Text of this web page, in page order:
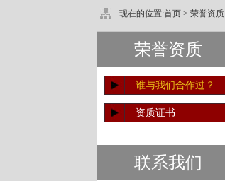
现在的位置:首页 > 荣誉资质
荣誉资质
谁与我们合作过？
资质证书
联系我们